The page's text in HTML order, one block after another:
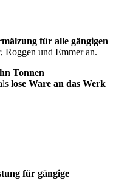
für alle gängigen
Roggen und Emmer an.
Tonnen
lose Ware an das Werk
für gängige